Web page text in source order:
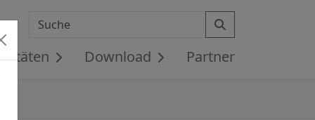
Download Partner